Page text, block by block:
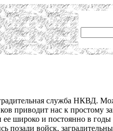
служба НКВД.
приводит нас к простому
широко и постоянно в
позади войск,